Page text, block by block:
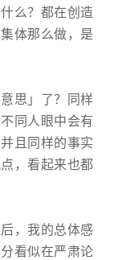
么？都在创造
体那么做，是
思」了？同样
同人眼中会有
且同样的事实
，看起来也都
，我的总体感
看似在严肃论